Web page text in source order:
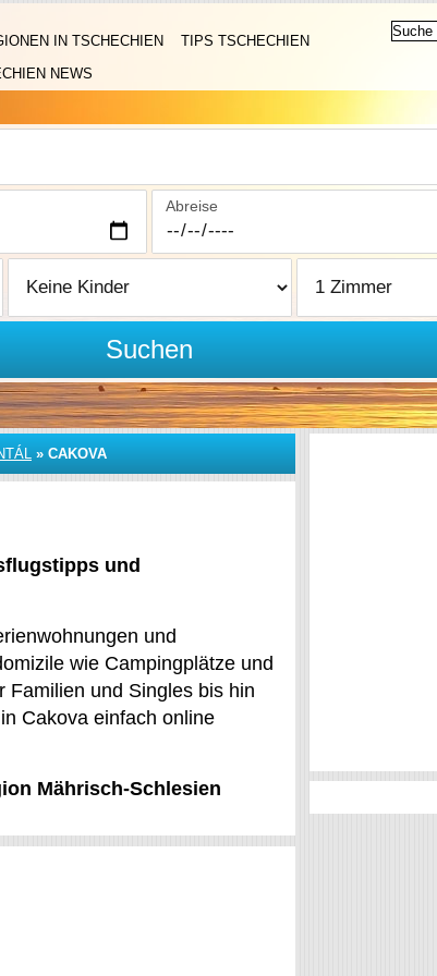
IN TSCHECHIEN
TIPS TSCHECHIEN
NEWS
Abreise
Suchen
» CAKOVA
und
und
wie Campingplätze und
Familien und Singles bis hin
Cakova einfach online
Mährisch-Schlesien